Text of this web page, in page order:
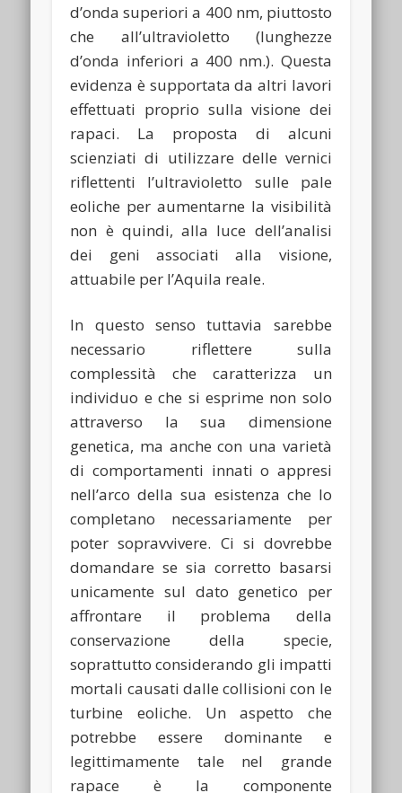
d’onda superiori a 400 nm, piuttosto
che all’ultravioletto (lunghezze
d’onda inferiori a 400 nm.). Questa
evidenza è supportata da altri lavori
effettuati proprio sulla visione dei
rapaci. La proposta di alcuni
scienziati di utilizzare delle vernici
riflettenti l’ultravioletto sulle pale
eoliche per aumentarne la visibilità
non è quindi, alla luce dell’analisi
dei geni associati alla visione,
attuabile per l’Aquila reale.
In questo senso tuttavia sarebbe
necessario riflettere sulla
complessità che caratterizza un
individuo e che si esprime non solo
attraverso la sua dimensione
genetica, ma anche con una varietà
di comportamenti innati o appresi
nell’arco della sua esistenza che lo
completano necessariamente per
poter sopravvivere. Ci si dovrebbe
domandare se sia corretto basarsi
unicamente sul dato genetico per
affrontare il problema della
conservazione della specie,
soprattutto considerando gli impatti
mortali causati dalle collisioni con le
turbine eoliche. Un aspetto che
potrebbe essere dominante e
legittimamente tale nel grande
rapace è la componente